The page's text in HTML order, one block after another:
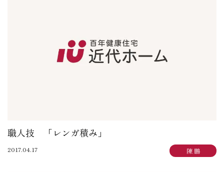
職人技 「レンガ積み」
2017.04.17 陳 鵬